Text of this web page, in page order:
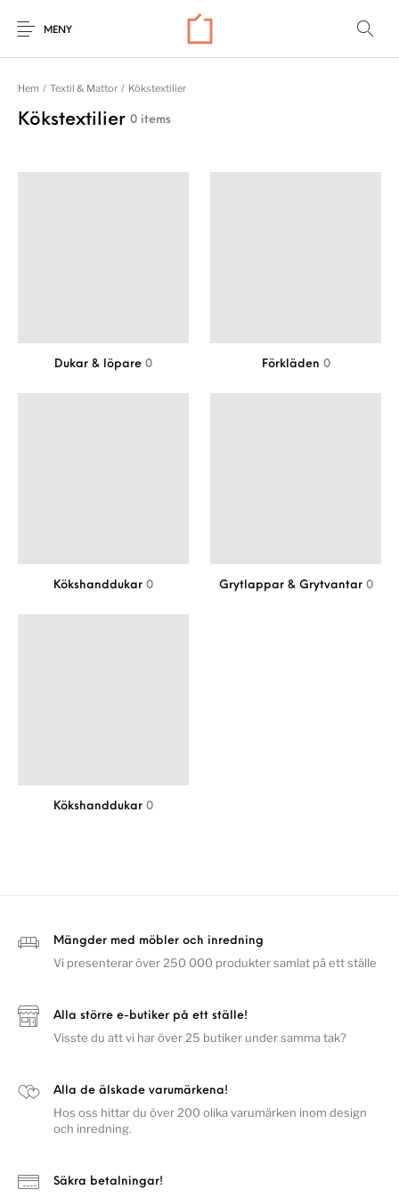
MENY
Hem / Textil & Mattor / Kökstextilier
Kökstextilier 0 items
Dukar & löpare 0 Förkläden 0
Kökshanddukar 0 Grytlappar & Grytvantar 0
Kökshanddukar 0
Mängder med möbler och inredning
Vi presenterar över 250 000 produkter samlat på ett ställe
Alla större e-butiker på ett ställe!
Visste du att vi har över 25 butiker under samma tak?
Alla de älskade varumärkena!
Hos oss hittar du över 200 olika varumärken inom design
och inredning.
Säkra betalningar!